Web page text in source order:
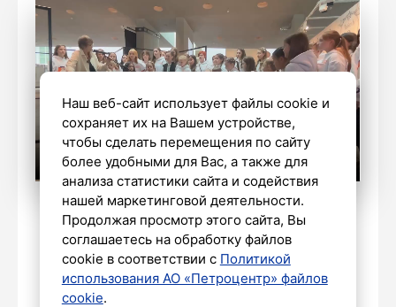
Полина Яук/«Петербургский дневник»
Футболисты «Зенита» вышли на
Наш веб-сайт использует файлы cookie и
сохраняет их на Вашем устройстве,
чтобы сделать перемещения по сайту
более удобными для Вас, а также для
анализа статистики сайта и содействия
нашей маркетинговой деятельности.
Продолжая просмотр этого сайта, Вы
соглашаетесь на обработку файлов
cookie в соответствии с Политикой
использования АО «Петроцентр» файлов
cookie.